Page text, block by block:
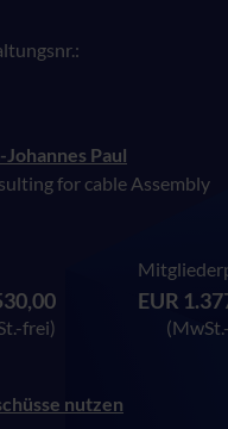
Paul
for cable Assembly
frei)
EUR
nutzen